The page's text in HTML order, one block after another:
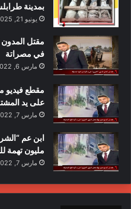
بمدينة
يونيو 21, 2025
مقتل المدون
في مصراتة
مارس 6, 2022
مقطع فيديو
على يد
مارس 7, 2022
ابن عم
مليون تهمة
مارس 7, 2022